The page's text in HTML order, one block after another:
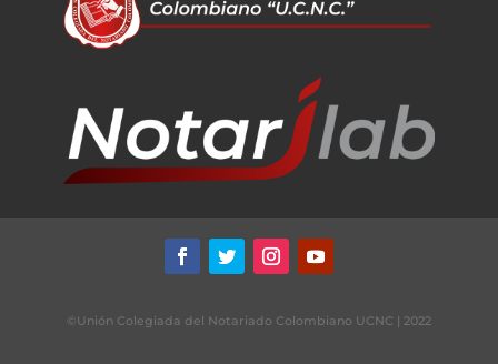
©Unión Colegiada del Notariado Colombiano UCNC | 2022